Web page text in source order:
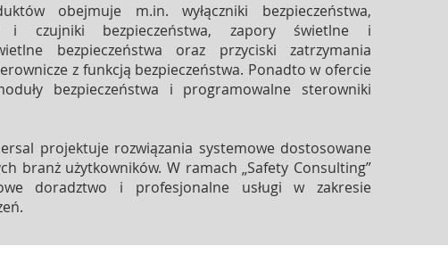
obejmuje m.in. wyłączniki bezpieczeństwa,
i czujniki bezpieczeństwa, zapory świetlne i
bezpieczeństwa oraz przyciski zatrzymania
z funkcją bezpieczeństwa. Ponadto w ofercie
bezpieczeństwa i programowalne sterowniki
projektuje rozwiązania systemowe dostosowane
branż użytkowników. W ramach „Safety Consulting”
doradztwo i profesjonalne usługi w zakresie